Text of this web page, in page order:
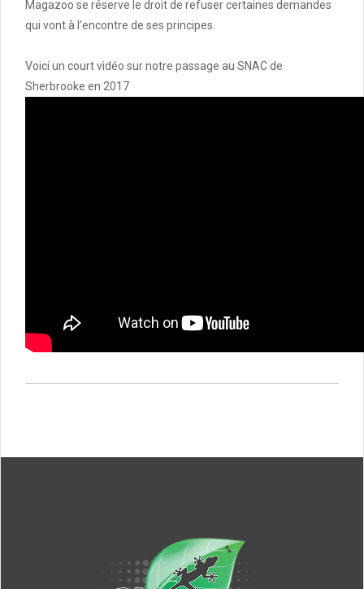
Magazoo se réserve le droit de refuser certaines demandes
qui vont à l’encontre de ses principes.
Voici un court vidéo sur notre passage au SNAC de
Sherbrooke en 2017